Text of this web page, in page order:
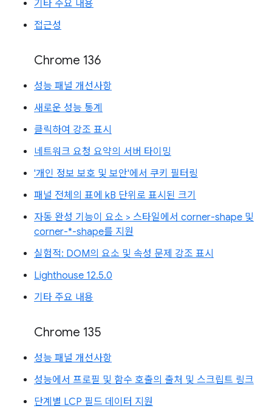
기타 주요 내용
접근성
Chrome 136
성능 패널 개선사항
새로운 성능 통계
클릭하여 강조 표시
네트워크 요청 요약의 서버 타이밍
'개인 정보 보호 및 보안'에서 쿠키 필터링
패널 전체의 표에 kB 단위로 표시된 크기
자동 완성 기능이 요소 > 스타일에서 corner-shape 및
corner-*-shape를 지원
실험적: DOM의 요소 및 속성 문제 강조 표시
Lighthouse 12.5.0
기타 주요 내용
Chrome 135
성능 패널 개선사항
성능에서 프로필 및 함수 호출의 출처 및 스크립트 링크
단계별 LCP 필드 데이터 지원